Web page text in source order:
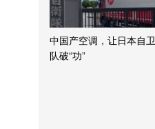
中国产空调，让日本自卫
队破“功”